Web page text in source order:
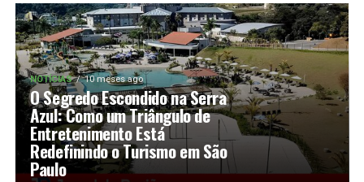
NOTÍCIAS 10 meses ago
O Segredo Escondido na Serra
Azul: Como um Triângulo de
Entretenimento Está
Redefinindo o Turismo em São
Paulo